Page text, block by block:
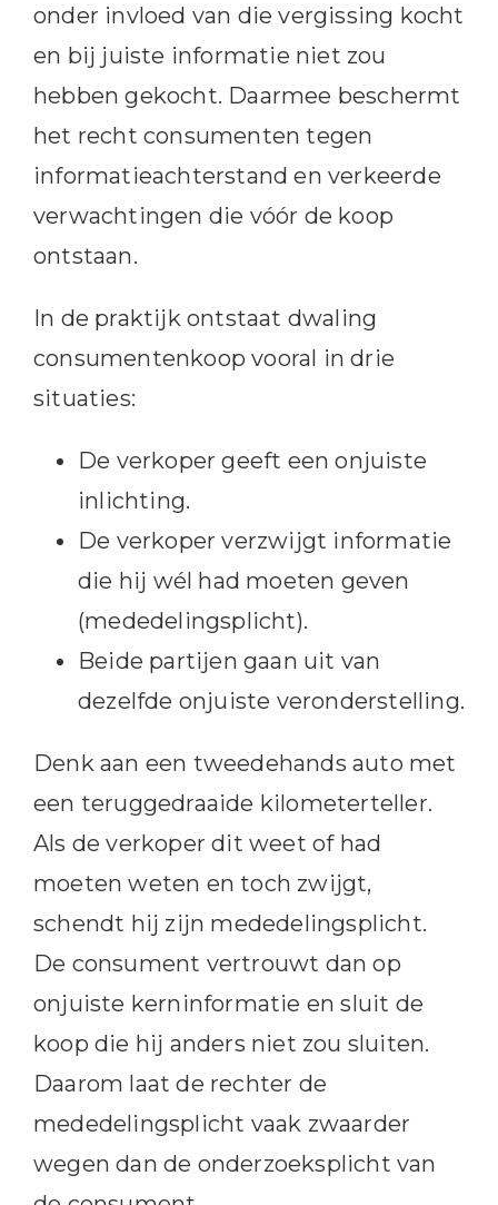
onder invloed van die vergissing kocht
en bij juiste informatie niet zou
hebben gekocht. Daarmee beschermt
het recht consumenten tegen
informatieachterstand en verkeerde
verwachtingen die vóór de koop
ontstaan.
In de praktijk ontstaat dwaling
consumentenkoop vooral in drie
situaties:
De verkoper geeft een onjuiste
inlichting.
De verkoper verzwijgt informatie
die hij wél had moeten geven
(mededelingsplicht).
Beide partijen gaan uit van
dezelfde onjuiste veronderstelling.
Denk aan een tweedehands auto met
een teruggedraaide kilometerteller.
Als de verkoper dit weet of had
moeten weten en toch zwijgt,
schendt hij zijn mededelingsplicht.
De consument vertrouwt dan op
onjuiste kerninformatie en sluit de
koop die hij anders niet zou sluiten.
Daarom laat de rechter de
mededelingsplicht vaak zwaarder
wegen dan de onderzoeksplicht van